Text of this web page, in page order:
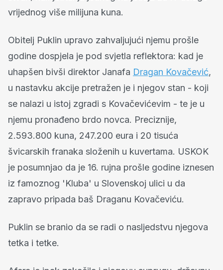
vrijednog više milijuna kuna.
Obitelj Puklin upravo zahvaljujući njemu prošle
godine dospjela je pod svjetla reflektora: kad je
uhapšen bivši direktor Janafa Dragan Kovačević,
u nastavku akcije pretražen je i njegov stan - koji
se nalazi u istoj zgradi s Kovačevićevim - te je u
njemu pronađeno brdo novca. Preciznije,
2.593.800 kuna, 247.200 eura i 20 tisuća
švicarskih franaka složenih u kuvertama. USKOK
je posumnjao da je 16. rujna prošle godine iznesen
iz famoznog 'Kluba' u Slovenskoj ulici u da
zapravo pripada baš Draganu Kovačeviću.
Puklin se branio da se radi o nasljedstvu njegova
tetka i tetke.